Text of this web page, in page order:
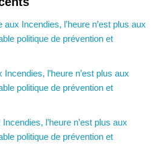
aux Incendies, l’heure n’est plus aux
politique de prévention et
Incendies, l’heure n’est plus aux
politique de prévention et
l’heure n’est plus aux
politique de prévention et